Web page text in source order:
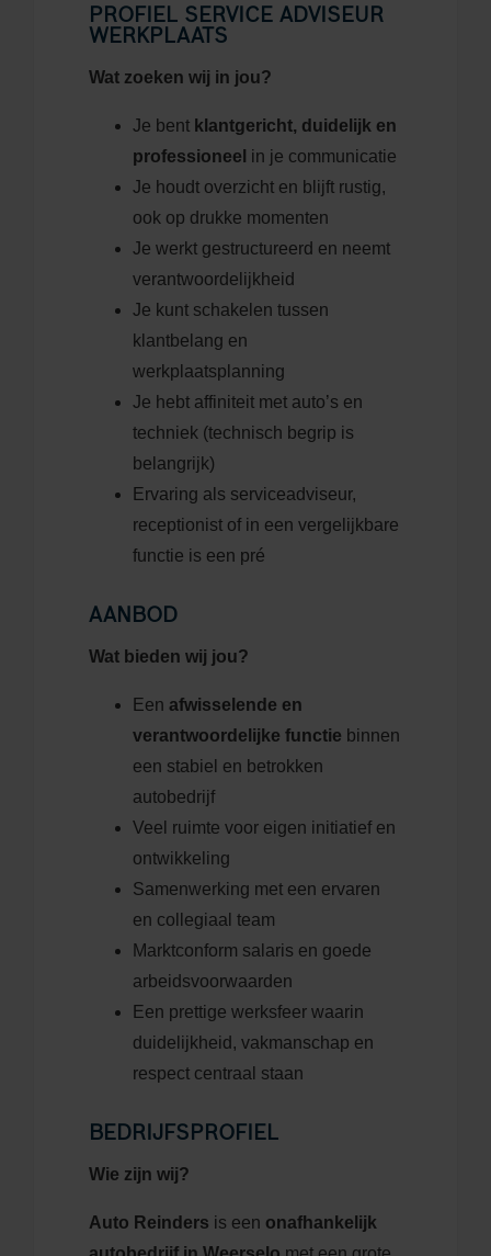
PROFIEL SERVICE ADVISEUR
WERKPLAATS
Wat zoeken wij in jou?
Je bent klantgericht, duidelijk en
professioneel in je communicatie
Je houdt overzicht en blijft rustig,
ook op drukke momenten
Je werkt gestructureerd en neemt
verantwoordelijkheid
Je kunt schakelen tussen
klantbelang en
werkplaatsplanning
Je hebt affiniteit met auto’s en
techniek (technisch begrip is
belangrijk)
Ervaring als serviceadviseur,
receptionist of in een vergelijkbare
functie is een pré
AANBOD
Wat bieden wij jou?
Een afwisselende en
verantwoordelijke functie binnen
een stabiel en betrokken
autobedrijf
Veel ruimte voor eigen initiatief en
ontwikkeling
Samenwerking met een ervaren
en collegiaal team
Marktconform salaris en goede
arbeidsvoorwaarden
Een prettige werksfeer waarin
duidelijkheid, vakmanschap en
respect centraal staan
BEDRIJFSPROFIEL
Wie zijn wij?
Auto Reinders is een onafhankelijk